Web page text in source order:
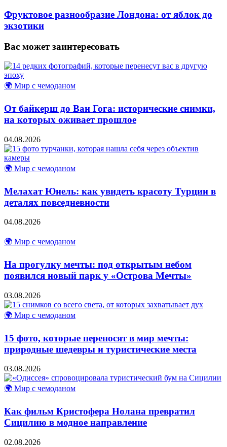
Фруктовое разнообразие Лондона: от яблок до
экзотики
Вас может заинтересовать
🌍 Мир с чемоданом
От байкерш до Ван Гога: исторические снимки,
на которых оживает прошлое
04.08.2026
🌍 Мир с чемоданом
Мелахат Юнель: как увидеть красоту Турции в
деталях повседневности
04.08.2026
🌍 Мир с чемоданом
На прогулку мечты: под открытым небом
появился новый парк у «Острова Мечты»
03.08.2026
🌍 Мир с чемоданом
15 фото, которые переносят в мир мечты:
природные шедевры и туристические места
03.08.2026
🌍 Мир с чемоданом
Как фильм Кристофера Нолана превратил
Сицилию в модное направление
02.08.2026